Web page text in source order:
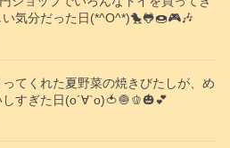
気分だった日(*^O^*)🐤🐸🍩🎮️🎶
てくれた夏野菜の焼きびたしが、め
すぎた日(о´∀`о)🍅🧅🫑🎃💕